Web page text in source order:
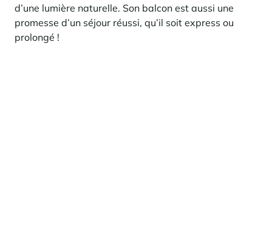
d’une lumière naturelle. Son balcon est aussi une
promesse d’un séjour réussi, qu’il soit express ou
prolongé !